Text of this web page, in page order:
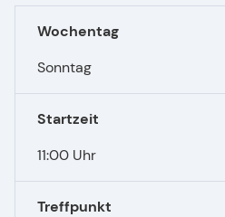
Wochentag
Sonntag
Startzeit
11:00 Uhr
Treffpunkt